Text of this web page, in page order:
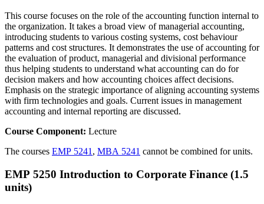
This course focuses on the role of the accounting function internal to
the organization. It takes a broad view of managerial accounting,
introducing students to various costing systems, cost behaviour
patterns and cost structures. It demonstrates the use of accounting for
the evaluation of product, managerial and divisional performance
thus helping students to understand what accounting can do for
decision makers and how accounting choices affect decisions.
Emphasis on the strategic importance of aligning accounting systems
with firm technologies and goals. Current issues in management
accounting and internal reporting are discussed.
Course Component: Lecture
The courses EMP 5241 , MBA 5241 cannot be combined for units.
EMP 5250 Introduction to Corporate Finance (1.5
units)